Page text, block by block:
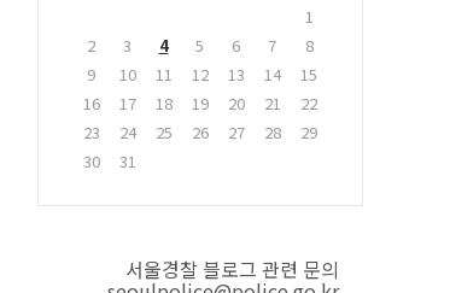
1
2
3 4 5 6 7
8
9
10 11 12 13 14
15
16
17 18 19 20 21
22
23
24 25 26 27 28
29
30
31
서울경찰 블로그 관련 문의